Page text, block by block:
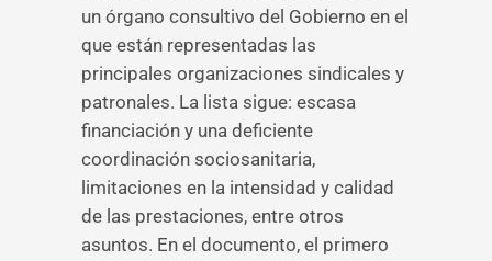
un órgano consultivo del Gobierno en el
que están representadas las
principales organizaciones sindicales y
patronales. La lista sigue: escasa
financiación y una deficiente
coordinación sociosanitaria,
limitaciones en la intensidad y calidad
de las prestaciones, entre otros
asuntos. En el documento, el primero